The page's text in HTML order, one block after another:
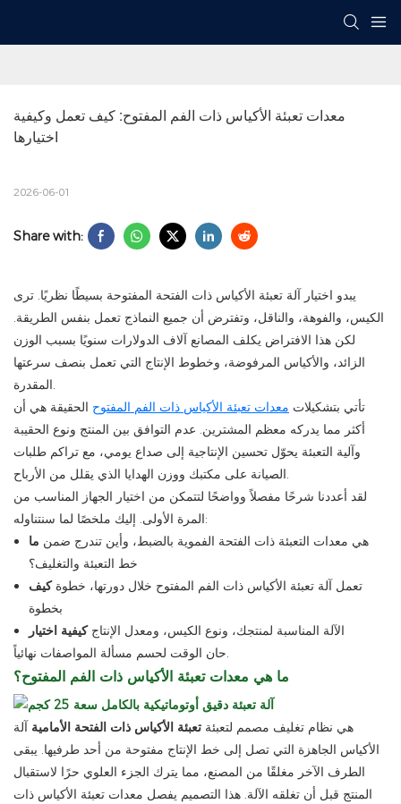
معدات تعبئة الأكياس ذات الفم المفتوح: كيف تعمل وكيفية
اختيارها
2026-06-01
Share with:
يبدو اختيار آلة تعبئة الأكياس ذات الفتحة المفتوحة بسيطًا نظريًا. ترى
الكيس، والفوهة، والناقل، وتفترض أن جميع النماذج تعمل بنفس الطريقة.
لكن هذا الافتراض يكلف المصانع آلاف الدولارات سنويًا بسبب الوزن
الزائد، والأكياس المرفوضة، وخطوط الإنتاج التي تعمل بنصف سرعتها
المقدرة.
الحقيقة هي أن معدات تعبئة الأكياس ذات الفم المفتوح تأتي بتشكيلات
أكثر مما يدركه معظم المشترين. عدم التوافق بين المنتج ونوع الحقيبة
وآلية التعبئة يحوّل تحسين الإنتاجية إلى صداع يومي، مع تراكم طلبات
الصيانة على مكتبك ووزن الهدايا الذي يقلل من الأرباح.
لقد أعددنا شرحًا مفصلاً وواضحًا لتتمكن من اختيار الجهاز المناسب من
المرة الأولى. إليك ملخصًا لما سنتناوله:
ما هي معدات التعبئة ذات الفتحة الفموية بالضبط، وأين تندرج ضمن
خط التعبئة والتغليف؟
كيف تعمل آلة تعبئة الأكياس ذات الفم المفتوح خلال دورتها، خطوة
بخطوة
كيفية اختيار الآلة المناسبة لمنتجك، ونوع الكيس، ومعدل الإنتاج
حان الوقت لحسم مسألة المواصفات نهائياً.
ما هي معدات تعبئة الأكياس ذات الفم المفتوح؟
آلة تعبئة الأكياس ذات الفتحة الأمامية هي نظام تغليف مصمم لتعبئة
الأكياس الجاهزة التي تصل إلى خط الإنتاج مفتوحة من أحد طرفيها. يبقى
الطرف الآخر مغلقًا من المصنع، مما يترك الجزء العلوي حرًا لاستقبال
المنتج قبل أن تغلقه الآلة. هذا التصميم يفصل معدات تعبئة الأكياس ذات